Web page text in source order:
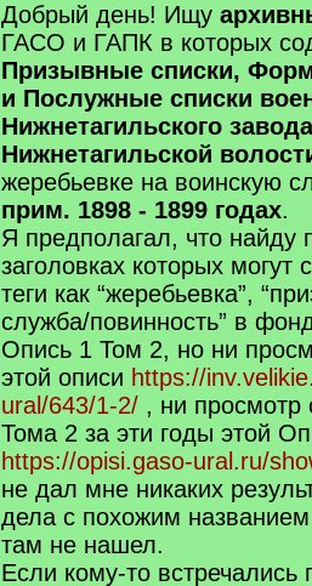
Добрый день! Ищу
ГАСО и ГАПК в которых
Призывные списки,
и Послужные списки
Нижнетагильского
Нижнетагильской
жеребьевке на воинскую
прим. 1898 - 1899 годах.
Я предполагал, что найду
заголовках которых могут
теги как “жеребьевка”,
служба/повинность” в
Опись 1 Том 2, но ни
этой описи https://
ural/643/1-2/ , ни просмотр
Тома 2 за эти годы этой
https://opisi.gaso-ural.ru/
не дал мне никаких
дела с похожим
там не нашел.
Если кому-то